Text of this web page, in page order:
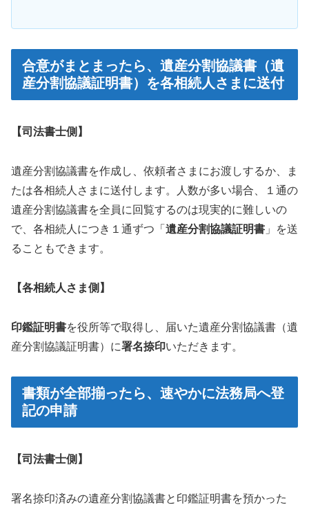
合意がまとまったら、遺産分割協議書（遺
産分割協議証明書）を各相続人さまに送付
【司法書士側】
遺産分割協議書を作成し、依頼者さまにお渡しするか、ま
たは各相続人さまに送付します。人数が多い場合、１通の
遺産分割協議書を全員に回覧するのは現実的に難しいの
で、各相続人につき１通ずつ「 遺産分割協議証明書 」を送
ることもできます。
【各相続人さま側】
印鑑証明書を役所等で取得し、届いた遺産分割協議書（遺
産分割協議証明書）に署名捺印いただきます。
書類が全部揃ったら、速やかに法務局へ登
記の申請
【司法書士側】
署名捺印済みの遺産分割協議書と印鑑証明書を預かった